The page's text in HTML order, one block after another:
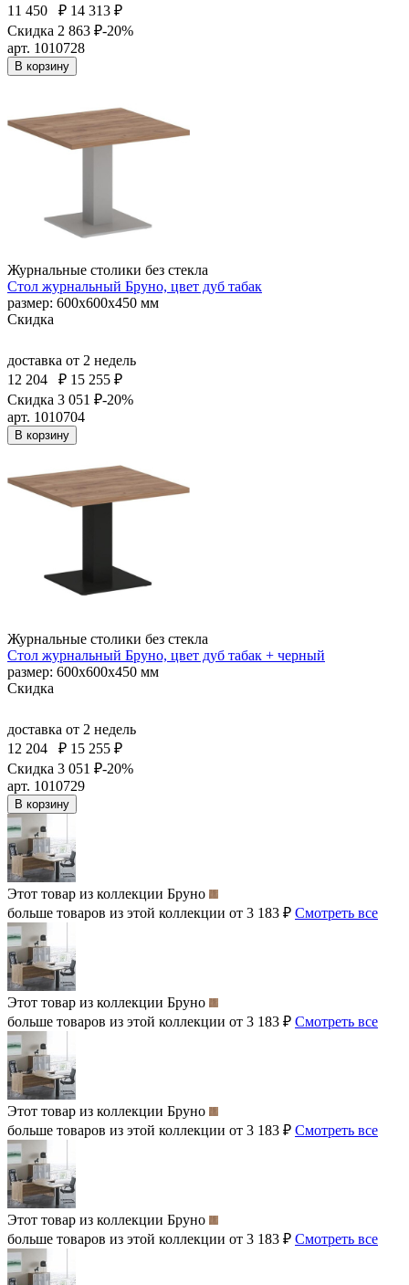
11 450 ₽ 14 313 ₽
Скидка 2 863 ₽-20%
арт. 1010728
В корзину
Журнальные столики без стекла
Стол журнальный Бруно, цвет дуб табак
размер: 600х600х450 мм
Скидка
доставка от 2 недель
12 204
₽ 15 255 ₽
Скидка 3 051 ₽-20%
арт. 1010704
В корзину
Журнальные столики без стекла
Стол журнальный Бруно, цвет дуб табак + черный
размер: 600х600х450 мм
Скидка
доставка от 2 недель
12 204
₽ 15 255 ₽
Скидка 3 051 ₽-20%
арт. 1010729
В корзину
Этот товар из коллекции Бруно
больше товаров из этой коллекции от 3 183 ₽ Смотреть все
Этот товар из коллекции Бруно
больше товаров из этой коллекции от 3 183 ₽ Смотреть все
Этот товар из коллекции Бруно
больше товаров из этой коллекции от 3 183 ₽ Смотреть все
Этот товар из коллекции Бруно
больше товаров из этой коллекции от 3 183 ₽ Смотреть все